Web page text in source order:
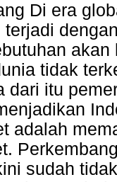
Di era
tidak
dari itu
adalah
sudah